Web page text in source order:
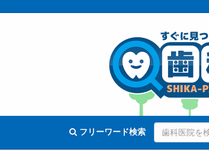
フリーワード検索